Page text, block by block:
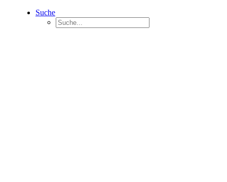
Suche